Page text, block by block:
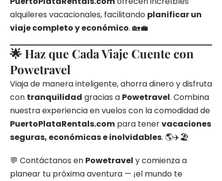
alquileres vacacionales, facilitando planificar un
viaje completo y económico. 🏡💼
🌟 Haz que Cada Viaje Cuente con
Powetravel
Viaja de manera inteligente, ahorra dinero y disfruta
con tranquilidad gracias a Powetravel. Combina
nuestra experiencia en vuelos con la comodidad de
PuertoPlataRentals.com para tenervacaciones
seguras, económicas e inolvidables. 🌎✈️🏖️
💬 Contáctanos en Powetravel y comienza a
planear tu próxima aventura — ¡el mundo te